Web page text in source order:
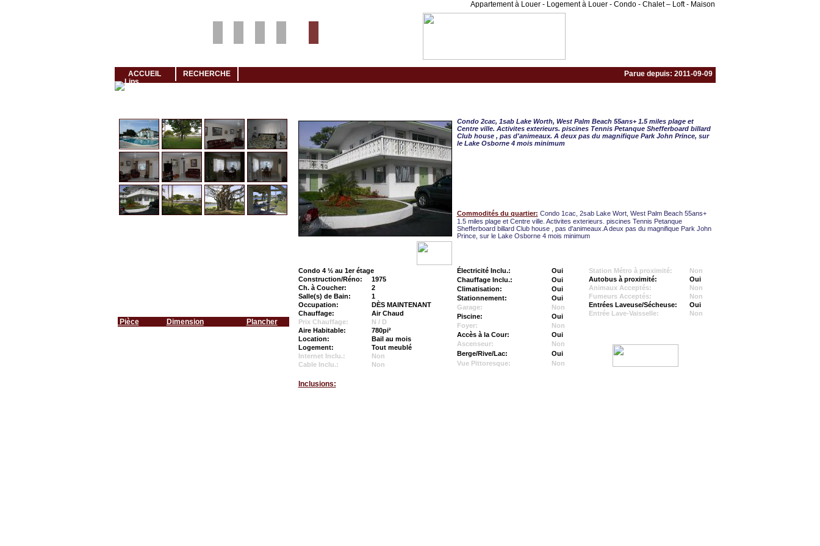
Appartement à Louer - Logement à Louer - Condo - Chalet – Loft - Maison
ACCUEIL RECHERCHE Parue depuis: 2011-09-09
Pièce Dimension Plancher
Condo 2cac, 1sab Lake Worth, West Palm Beach 55ans+ 1.5 miles plage et
Centre ville. Activites exterieurs. piscines Tennis Petanque Shefferboard billard
Club house , pas d'animeaux. A deux pas du magnifique Park John Prince, sur
le Lake Osborne 4 mois minimum
Commodités du quartier: Condo 1cac, 2sab Lake Wort, West Palm Beach 55ans+
1.5 miles plage et Centre ville. Activites exterieurs. piscines Tennis Petanque
Shefferboard billard Club house , pas d'animeaux.A deux pas du magnifique Park John
Prince, sur le Lake Osborne 4 mois minimum
Condo 4 ½ au 1er étage
Construction/Réno:
1975
Ch. à Coucher:
2
Salle(s) de Bain:
1
Occupation:
DÈS MAINTENANT
Chauffage:
Air Chaud
Prix Chauffage:
N / D
Aire Habitable:
780pi²
Location:
Bail au mois
Logement:
Tout meublé
Internet Inclu.:
Non
Cable Inclu.:
Non
Électricité Inclu.:
Oui
Chauffage Inclu.:
Oui
Climatisation:
Oui
Stationnement:
Oui
Garage:
Non
Piscine:
Oui
Foyer:
Non
Accès à la Cour:
Oui
Ascenseur:
Non
Berge/Rive/Lac:
Oui
Vue Pittoresque:
Non
Station Métro à proximité:
Non
Autobus à proximité:
Oui
Animaux Acceptés:
Non
Fumeurs Acceptés:
Non
Entrées Laveuse/Sécheuse:
Oui
Entrée Lave-Vaisselle:
Non
Inclusions: